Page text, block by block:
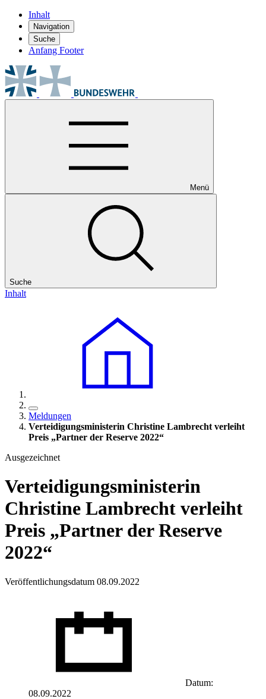
Inhalt
Navigation
Suche
Anfang Footer
Menü
Suche
Inhalt
Meldungen
Verteidigungsministerin Christine Lambrecht verleiht
Preis „Partner der Reserve 2022“
Ausgezeichnet
Verteidigungsministerin
Christine Lambrecht verleiht
Preis „Partner der Reserve
2022“
Veröffentlichungsdatum 08.09.2022
Datum:
08.09.2022